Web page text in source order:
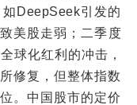
DeepSeek引发的
美股走弱；二季度
球化红利的冲击，
修复，但整体指数
。中国股市的定价